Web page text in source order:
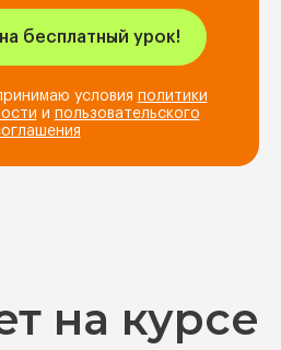
условия политики
и пользовательского
на курсе